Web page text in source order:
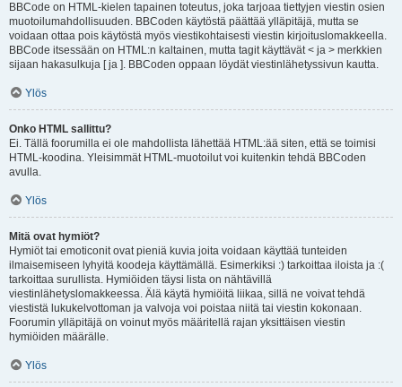
BBCode on HTML-kielen tapainen toteutus, joka tarjoaa tiettyjen viestin osien
muotoilumahdollisuuden. BBCoden käytöstä päättää ylläpitäjä, mutta se
voidaan ottaa pois käytöstä myös viestikohtaisesti viestin kirjoituslomakkeella.
BBCode itsessään on HTML:n kaltainen, mutta tagit käyttävät < ja > merkkien
sijaan hakasulkuja [ ja ]. BBCoden oppaan löydät viestinlähetyssivun kautta.
Ylös
Onko HTML sallittu?
Ei. Tällä foorumilla ei ole mahdollista lähettää HTML:ää siten, että se toimisi
HTML-koodina. Yleisimmät HTML-muotoilut voi kuitenkin tehdä BBCoden
avulla.
Ylös
Mitä ovat hymiöt?
Hymiöt tai emoticonit ovat pieniä kuvia joita voidaan käyttää tunteiden
ilmaisemiseen lyhyitä koodeja käyttämällä. Esimerkiksi :) tarkoittaa iloista ja :(
tarkoittaa surullista. Hymiöiden täysi lista on nähtävillä
viestinlähetyslomakkeessa. Älä käytä hymiöitä liikaa, sillä ne voivat tehdä
viestistä lukukelvottoman ja valvoja voi poistaa niitä tai viestin kokonaan.
Foorumin ylläpitäjä on voinut myös määritellä rajan yksittäisen viestin
hymiöiden määrälle.
Ylös